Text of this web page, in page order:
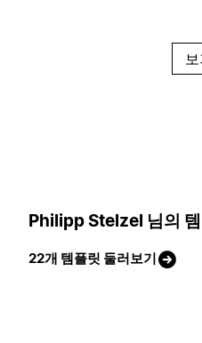
보
Philipp Stelzel 님의 템
22개 템플릿 둘러보기